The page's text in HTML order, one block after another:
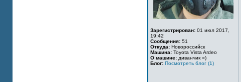
Зарегистрирован: 01 июл 2017,
19:42
Сообщения: 51
Откуда: Новороссийск
Машина: Toyota Vista Ardeo
О машине: диванчик =)
Блог: Посмотреть блог (1)